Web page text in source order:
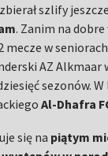
szlify
. Zanim na
mecze w
AZ Alkmaar
sezonów.
Al-Dhafra
się na piątym